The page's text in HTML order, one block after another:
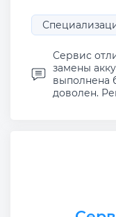
Сервис
замены
выполнена
доволен.